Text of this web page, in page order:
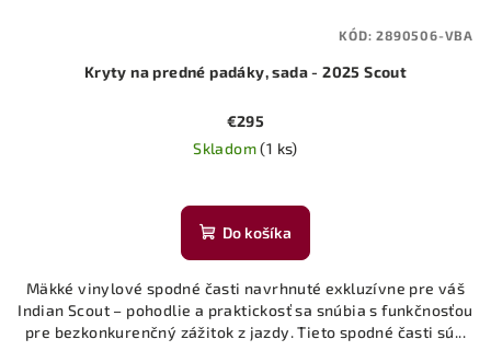
Kryty na predné padáky, sada - 2025 Scout
€295
Skladom(1 ks)
Do košíka
Mäkké vinylové spodné časti navrhnuté exkluzívne pre váš
Indian Scout – pohodlie a praktickosť sa snúbia s funkčnosťou
pre bezkonkurenčný zážitok z jazdy. Tieto spodné časti sú...
KÓD:2890506-VBA